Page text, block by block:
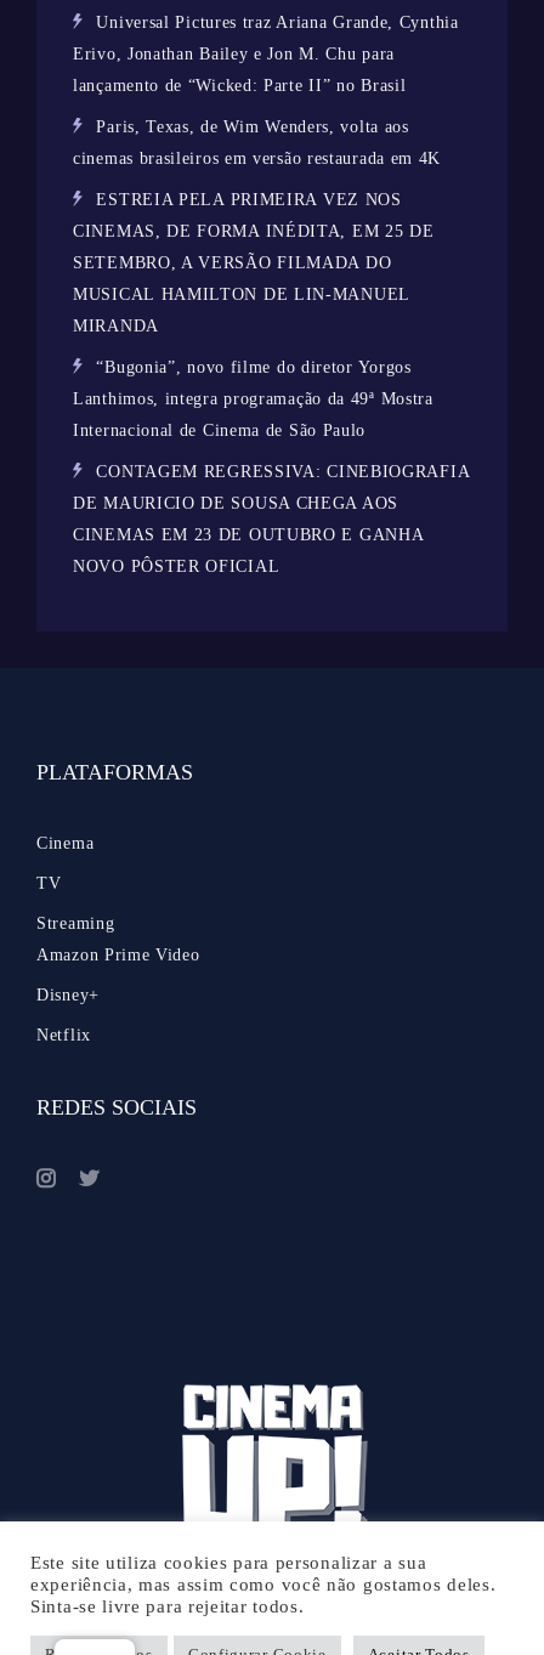
Universal Pictures traz Ariana Grande, Cynthia
Erivo, Jonathan Bailey e Jon M. Chu para
lançamento de “Wicked: Parte II” no Brasil
Paris, Texas, de Wim Wenders, volta aos
cinemas brasileiros em versão restaurada em 4K
ESTREIA PELA PRIMEIRA VEZ NOS
CINEMAS, DE FORMA INÉDITA, EM 25 DE
SETEMBRO, A VERSÃO FILMADA DO
MUSICAL HAMILTON DE LIN-MANUEL
MIRANDA
“Bugonia”, novo filme do diretor Yorgos
Lanthimos, integra programação da 49ª Mostra
Internacional de Cinema de São Paulo
CONTAGEM REGRESSIVA: CINEBIOGRAFIA
DE MAURICIO DE SOUSA CHEGA AOS
CINEMAS EM 23 DE OUTUBRO E GANHA
NOVO PÔSTER OFICIAL
PLATAFORMAS
Cinema
TV
Streaming
Amazon Prime Video
Disney+
Netflix
REDES SOCIAIS
Este site utiliza cookies para personalizar a sua
experiência, mas assim como você não gostamos deles.
Sinta-se livre para rejeitar todos.